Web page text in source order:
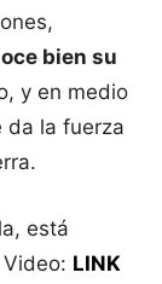
bien su
y en medio
da la fuerza
está
LINK